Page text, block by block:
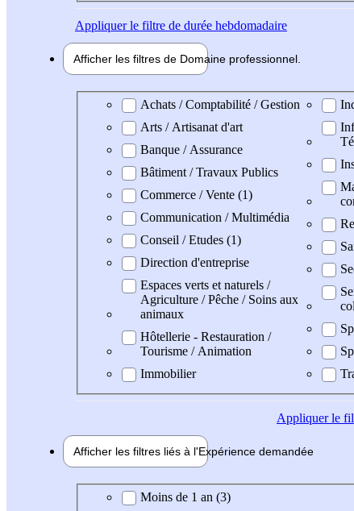
Appliquerle filtre de durée hebdomadaire
Afficher les filtres de Domaine professionnel
Domaine professionel
Achats / Comptabilité / Gestion
Arts / Artisanat d'art
Banque / Assurance
Bâtiment / Travaux Publics
Commerce / Vente (1)
Communication / Multimédia
Conseil / Etudes (1)
Direction d'entreprise
Espaces verts et naturels /
Agriculture / Pêche / Soins aux
animaux
Hôtellerie - Restauration /
Tourisme / Animation
Immobilier
Appliquerle
Afficher les filtres liés à l'Expérience demandée
Expérience demandée
Moins de 1 an (3)